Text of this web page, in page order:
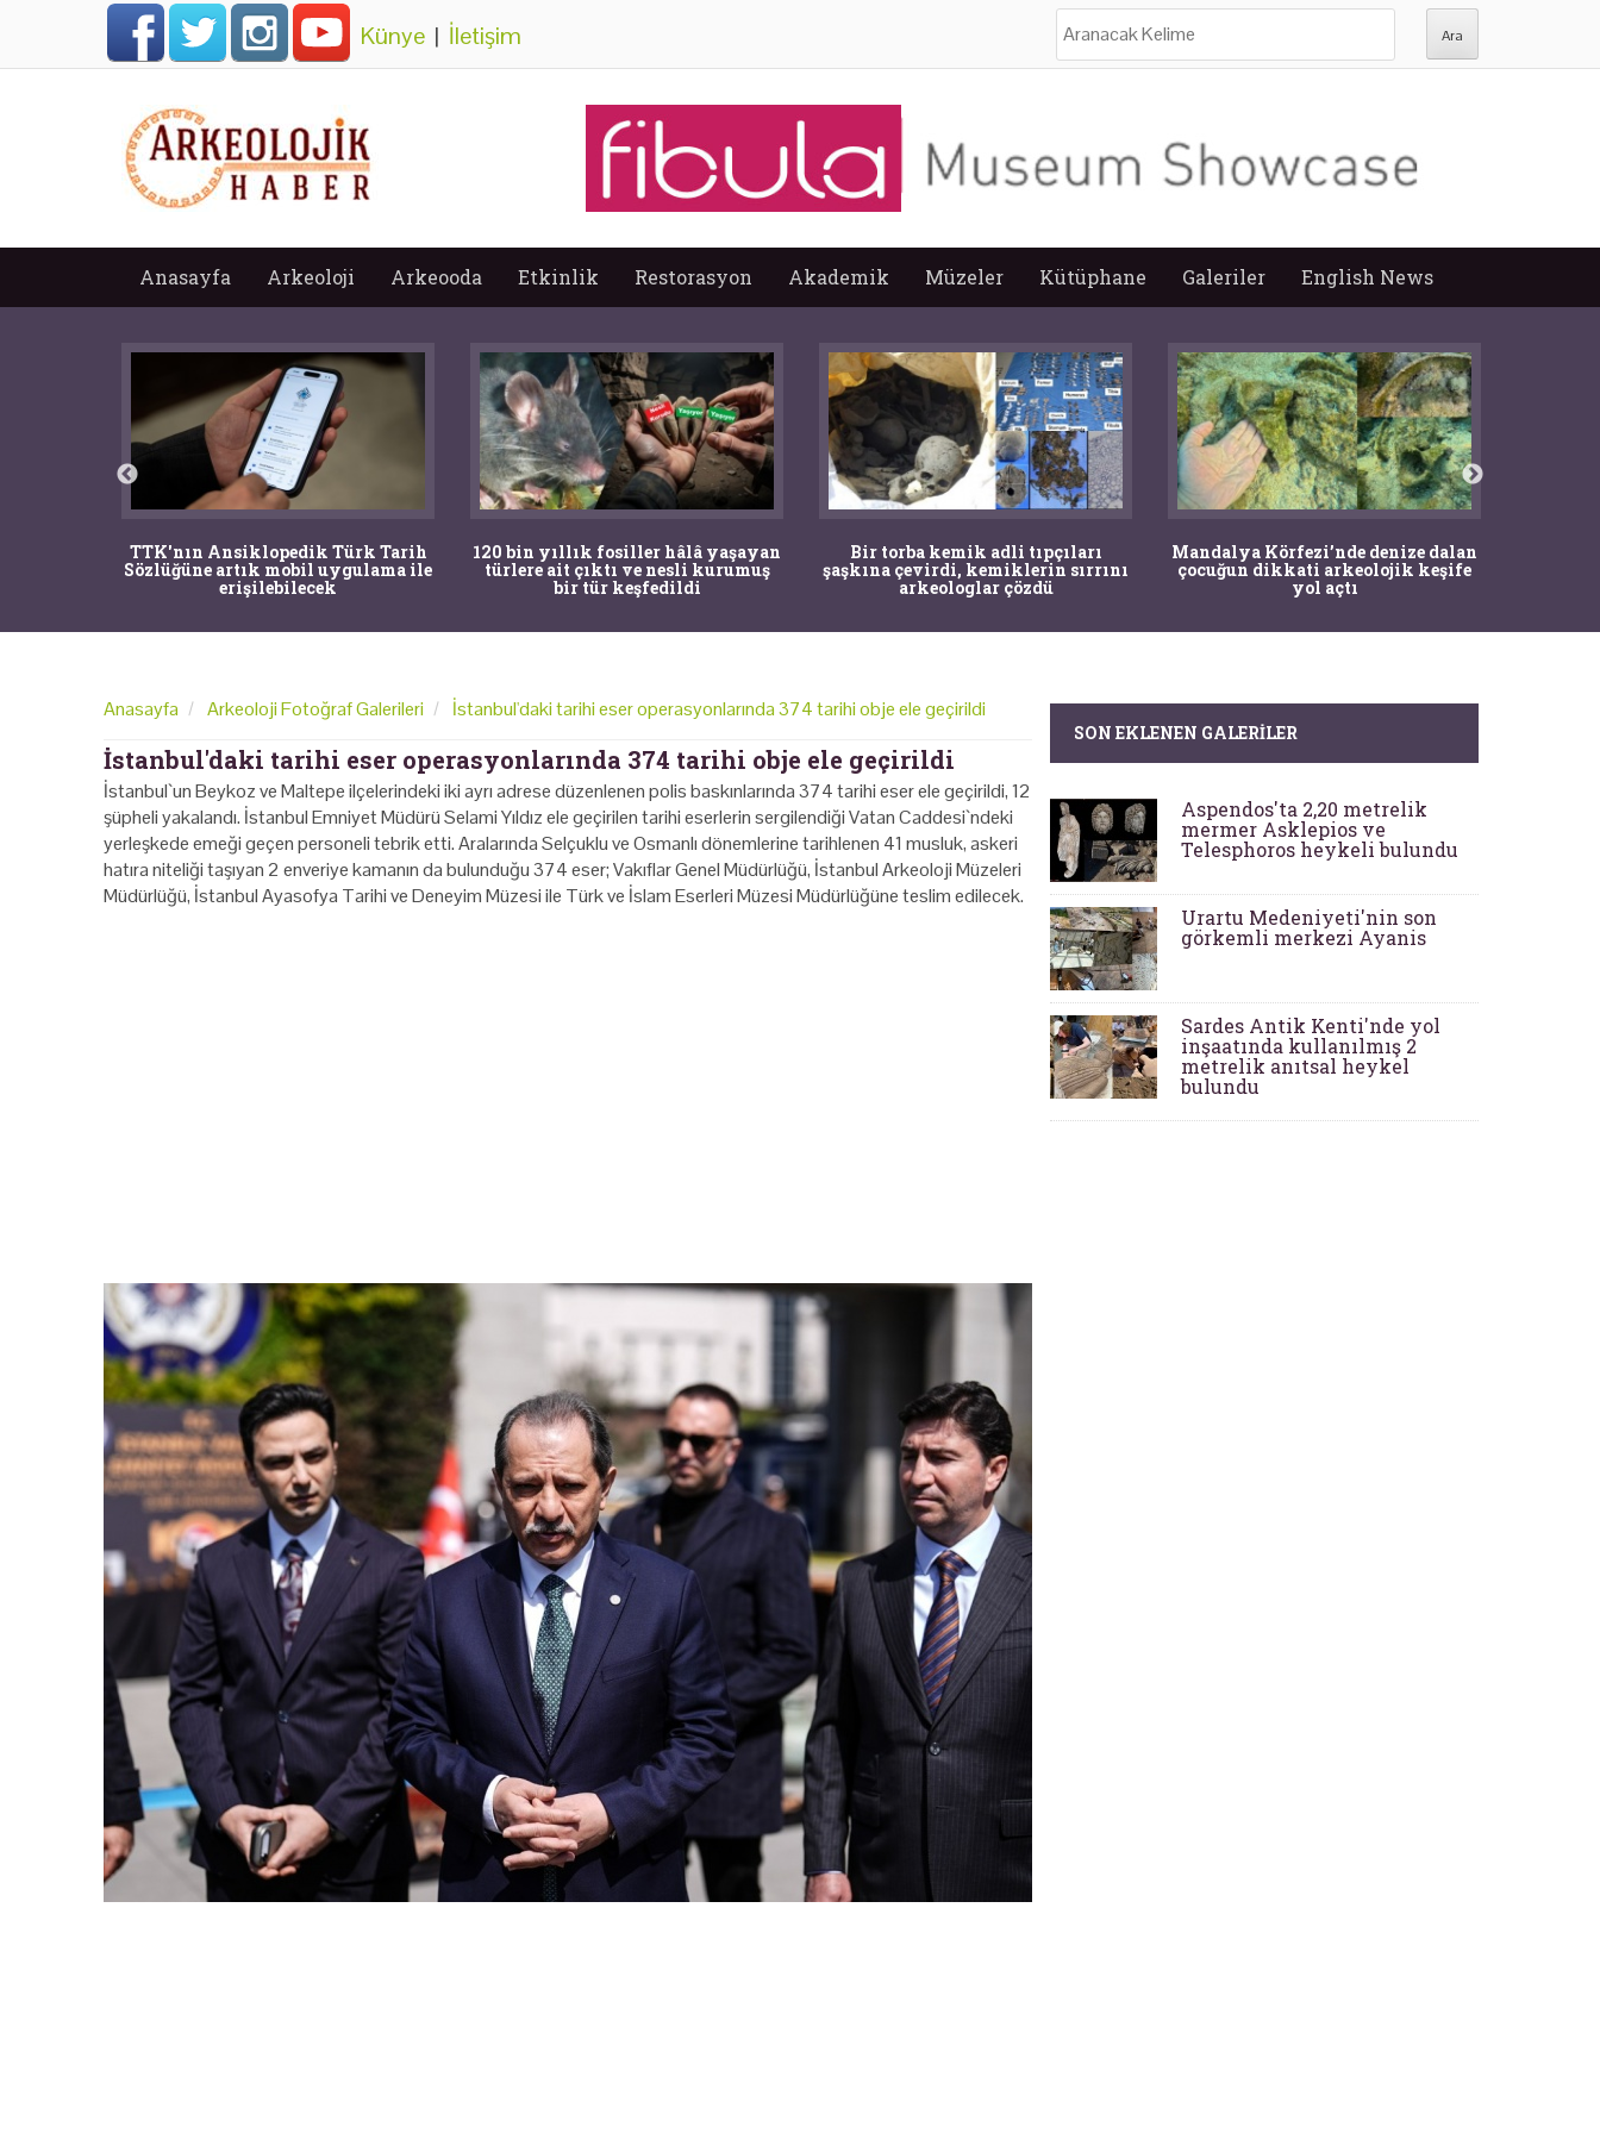
Künye | İletişim
Anasayfa Arkeoloji Arkeooda Etkinlik Restorasyon Akademik Müzeler Kütüphane Galeriler English News
TTK'nın Ansiklopedik Türk Tarih
Sözlüğüne artık mobil uygulama ile
erişilebilecek
120 bin yıllık fosiller hâlâ yaşayan
türlere ait çıktı ve nesli kurumuş
bir tür keşfedildi
Bir torba kemik adli tıpçıları
şaşkına çevirdi, kemiklerin sırrını
arkeologlar çözdü
Mandalya Körfezi’nde denize dalan
çocuğun dikkati arkeolojik keşife
yol açtı
Anasayfa Arkeoloji Fotoğraf Galerileri İstanbul'daki tarihi eser operasyonlarında 374 tarihi obje ele geçirildi
İstanbul'daki tarihi eser operasyonlarında 374 tarihi obje ele geçirildi
İstanbul`un Beykoz ve Maltepe ilçelerindeki iki ayrı adrese düzenlenen polis baskınlarında 374 tarihi eser ele geçirildi, 12
şüpheli yakalandı. İstanbul Emniyet Müdürü Selami Yıldız ele geçirilen tarihi eserlerin sergilendiği Vatan Caddesi`ndeki
yerleşkede emeği geçen personeli tebrik etti. Aralarında Selçuklu ve Osmanlı dönemlerine tarihlenen 41 musluk, ⁠askeri
hatıra niteliği taşıyan 2 enveriye kamanın da bulunduğu 374 eser; Vakıflar Genel Müdürlüğü, İstanbul Arkeoloji Müzeleri
Müdürlüğü, İstanbul Ayasofya Tarihi ve Deneyim Müzesi ile Türk ve İslam Eserleri Müzesi Müdürlüğüne teslim edilecek.
SON EKLENEN GALERILER
Aspendos'ta 2,20 metrelik
mermer Asklepios ve
Telesphoros heykeli bulundu
Urartu Medeniyeti'nin son
görkemli merkezi Ayanis
Sardes Antik Kenti'nde yol
inşaatında kullanılmış 2
metrelik anıtsal heykel
bulundu